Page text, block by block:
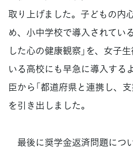
取り上げました。子どもの内
め、小中学校で導入されてい
した心の健康観察」を、女子
いる高校にも早急に導入する
臣から「都道府県と連携し、
を引き出しました。
最後に奨学金返済問題につ